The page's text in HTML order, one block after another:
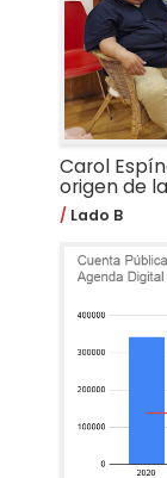
Carol
origen de
Lado B